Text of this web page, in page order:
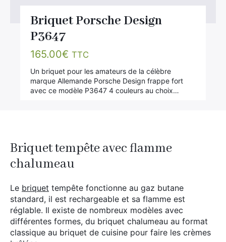
Briquet tempête avec flamme
chalumeau
Le briquet tempête fonctionne au gaz butane
standard, il est rechargeable et sa flamme est
réglable. Il existe de nombreux modèles avec
différentes formes, du briquet chalumeau au format
classique au briquet de cuisine pour faire les crèmes
Briquet Porsche Design
P3647
165.00€ TTC
Un briquet pour les amateurs de la célèbre
marque Allemande Porsche Design frappe fort
avec ce modèle P3647 4 couleurs au choix…